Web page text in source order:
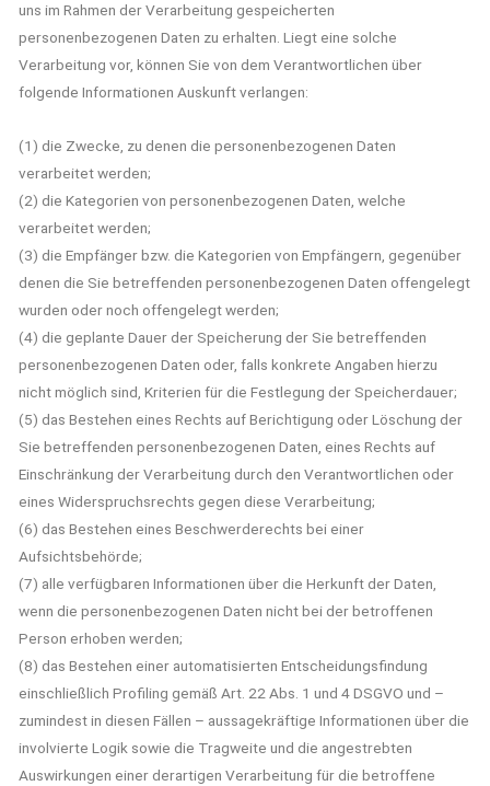
uns im Rahmen der Verarbeitung gespeicherten
personenbezogenen Daten zu erhalten. Liegt eine solche
Verarbeitung vor, können Sie von dem Verantwortlichen über
folgende Informationen Auskunft verlangen:
(1) die Zwecke, zu denen die personenbezogenen Daten
verarbeitet werden;
(2) die Kategorien von personenbezogenen Daten, welche
verarbeitet werden;
(3) die Empfänger bzw. die Kategorien von Empfängern, gegenüber
denen die Sie betreffenden personenbezogenen Daten offengelegt
wurden oder noch offengelegt werden;
(4) die geplante Dauer der Speicherung der Sie betreffenden
personenbezogenen Daten oder, falls konkrete Angaben hierzu
nicht möglich sind, Kriterien für die Festlegung der Speicherdauer;
(5) das Bestehen eines Rechts auf Berichtigung oder Löschung der
Sie betreffenden personenbezogenen Daten, eines Rechts auf
Einschränkung der Verarbeitung durch den Verantwortlichen oder
eines Widerspruchsrechts gegen diese Verarbeitung;
(6) das Bestehen eines Beschwerderechts bei einer
Aufsichtsbehörde;
(7) alle verfügbaren Informationen über die Herkunft der Daten,
wenn die personenbezogenen Daten nicht bei der betroffenen
Person erhoben werden;
(8) das Bestehen einer automatisierten Entscheidungsfindung
einschließlich Profiling gemäß Art. 22 Abs. 1 und 4 DSGVO und –
zumindest in diesen Fällen – aussagekräftige Informationen über die
involvierte Logik sowie die Tragweite und die angestrebten
Auswirkungen einer derartigen Verarbeitung für die betroffene